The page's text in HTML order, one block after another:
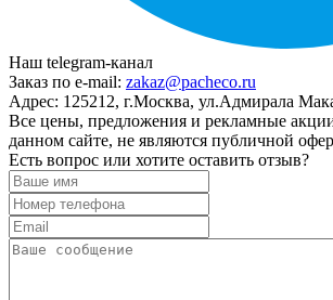
Наш telegram-канал
Заказ по e-mail: zakaz@pacheco.ru
Адрес: 125212, г.Москва, ул.Адмирала
Все цены, предложения и рекламные
данном сайте, не являются публичной
Есть вопрос или хотите оставить отзыв?